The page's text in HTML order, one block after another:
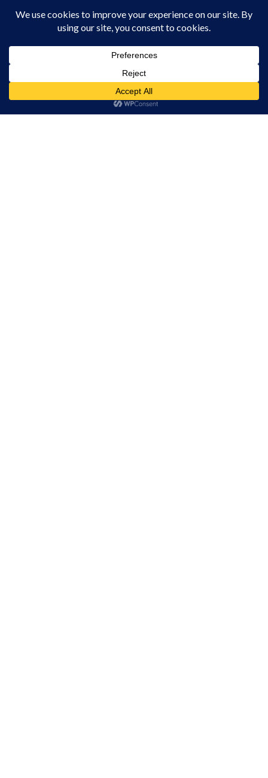
Am înțeles!
Acest site folosește cookies. Navigând în continuare, vă exprimați acordul asupra folosirii
cookie-urilor.
Parcul Berc se transformă într un loc
ACTUALITATE JOI, 12:33